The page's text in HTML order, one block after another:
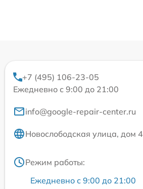
+7 (495) 106-23-05
Ежедневно с 9:00 до 21:00
info@google-repair-center.ru
Новослободская улица, дом 4
Режим работы:
Ежедневно с 9:00 до 21:00